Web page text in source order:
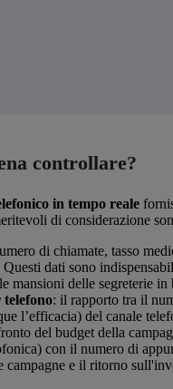
controllare?
in tempo reale
di considerazione
di chiamate, tasso
dati sono
delle segreterie in
: il rapporto tra il
l’efficacia) del canale
del budget della
con il numero di
e il ritorno